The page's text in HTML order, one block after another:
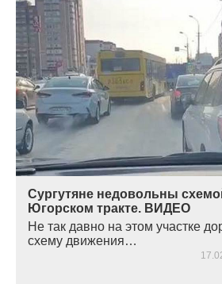
Сургутяне недовольны
Югорском тракте. ВИДЕО
Не так давно на этом участке
схему движения…